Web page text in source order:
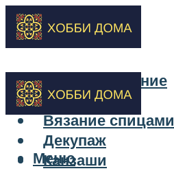
Бисероплетение
Вышивка
Вязание спицами
Декупаж
Канзаши
Меню